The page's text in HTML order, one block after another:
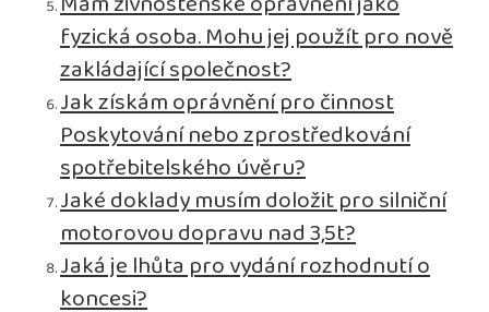
fyzická osoba. Mohu jej použít pro nově
zakládající společnost?
Jak získám oprávnění pro činnost
Poskytování nebo zprostředkování
spotřebitelského úvěru?
Jaké doklady musím doložit pro silniční
motorovou dopravu nad 3,5t?
Jaká je lhůta pro vydání rozhodnutí o
koncesi?